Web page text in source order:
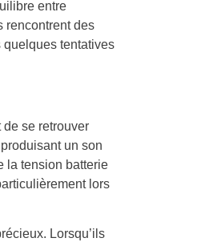
entre
rencontrent des
quelques tentatives
de se retrouver
un son
la tension batterie
lors
Lorsqu’ils